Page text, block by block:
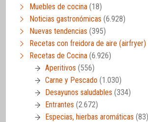
Muebles de cocina (18)
Noticias gastronómicas (6.928)
Nuevas tendencias (395)
Recetas con freidora de aire (airfryer)
Recetas de Cocina (6.926)
Aperitivos (556)
Carne y Pescado (1.030)
Desayunos saludables (334)
Entrantes (2.672)
Especias, hierbas aromáticas (83)